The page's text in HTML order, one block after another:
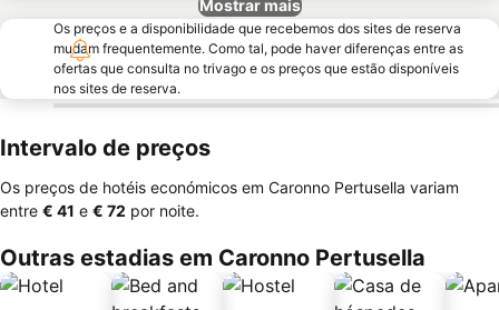
Mostrar mais
Os preços e a disponibilidade que recebemos dos sites de reserva
mudam frequentemente. Como tal, pode haver diferenças entre as
ofertas que consulta no trivago e os preços que estão disponíveis
nos sites de reserva.
Intervalo de preços
Os preços de hotéis económicos em Caronno Pertusella variam
entre ‎€ 41 e ‎€ 72 por noite.
Outras estadias em Caronno Pertusella